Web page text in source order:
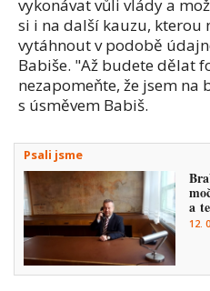
vykonávat vůli vlády a
si i na další kauzu,
vytáhnout v podobě
Babiše. "Až budete dělat
nezapomeňte, že jsem na
s úsměvem Babiš.
Psali jsme
a
12.